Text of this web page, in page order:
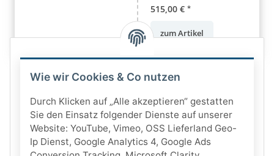
515,00 € *
zum Artikel
Wie wir Cookies & Co nutzen
Durch Klicken auf „Alle akzeptieren“ gestatten
Sie den Einsatz folgender Dienste auf unserer
Website: YouTube, Vimeo, OSS Lieferland Geo-
Ip Dienst, Google Analytics 4, Google Ads